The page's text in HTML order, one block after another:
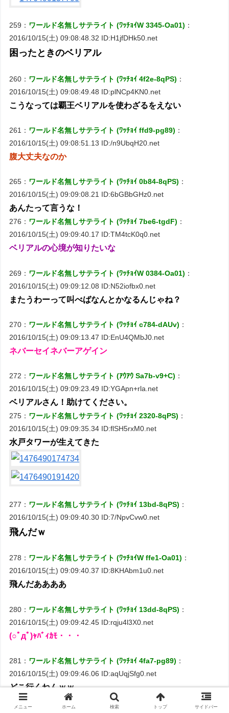
259： ワールド名無しサテライト (ﾜｯﾁｮｲW 3345-Oa01) ：
2016/10/15(土) 09:08:48.32 ID:H1jfDHk50.net
困ったときのベリアル
260： ワールド名無しサテライト (ﾜｯﾁｮｲ 4f2e-8qPS) ：
2016/10/15(土) 09:08:49.48 ID:plNCp4KN0.net
こうなっては覇王ベリアルを使わざるをえない
261： ワールド名無しサテライト (ﾜｯﾁｮｲ ffd9-pg89) ：
2016/10/15(土) 09:08:51.13 ID:/n9UbqH20.net
腹大丈夫なのか
265： ワールド名無しサテライト (ﾜｯﾁｮｲ 0b84-8qPS) ：
2016/10/15(土) 09:09:08.21 ID:6bGBbGHz0.net
あんたって言うな！
276： ワールド名無しサテライト (ﾜｯﾁｮｲ 7be6-tgdF) ：
2016/10/15(土) 09:09:40.17 ID:TM4tcK0q0.net
ベリアルの心境が知りたいな
269： ワールド名無しサテライト (ﾜｯﾁｮｲW 0384-Oa01) ：
2016/10/15(土) 09:09:12.08 ID:N52iofbx0.net
またうわーって叫べばなんとかなるんじゃね？
270： ワールド名無しサテライト (ﾜｯﾁｮｲ c784-dAUv) ：
2016/10/15(土) 09:09:13.47 ID:EnU4QMbJ0.net
ネバーセイネバーアゲイン
272： ワールド名無しサテライト (ｱｳｱｳ Sa7b-v9+C) ：
2016/10/15(土) 09:09:23.49 ID:YGApn+rla.net
ベリアルさん！助けてください。
275： ワールド名無しサテライト (ﾜｯﾁｮｲ 2320-8qPS) ：
2016/10/15(土) 09:09:35.34 ID:flSH5rxM0.net
水戸タワーが生えてきた
277： ワールド名無しサテライト (ﾜｯﾁｮｲ 13bd-8qPS) ：
2016/10/15(土) 09:09:40.30 ID:7/NpvCvw0.net
飛んだｗ
278： ワールド名無しサテライト (ﾜｯﾁｮｲW ffe1-Oa01) ：
2016/10/15(土) 09:09:40.37 ID:8KHAbm1u0.net
飛んだああああ
280： ワールド名無しサテライト (ﾜｯﾁｮｲ 13dd-8qPS) ：
2016/10/15(土) 09:09:42.45 ID:rqju4l3X0.net
(○ﾟдﾟ)ｬﾊﾞｨｶﾓ・・・
281： ワールド名無しサテライト (ﾜｯﾁｮｲ 4fa7-pg89) ：
2016/10/15(土) 09:09:46.06 ID:aqUqjSfg0.net
どこ行くねんｗｗ
286： ワールド名無しサテライト (ｽﾌﾟｯｯ Sd87-tncL)
メニュー ホーム 検索 トップ サイドバー